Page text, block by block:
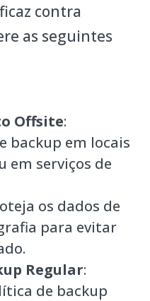
contra
as seguintes
Offsite:
backup em locais
em serviços de
os dados de
para evitar
Regular:
de backup